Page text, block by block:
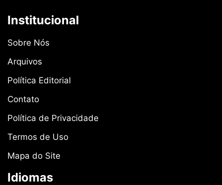
Institucional
Sobre Nós
Arquivos
Política Editorial
Contato
Política de Privacidade
Termos de Uso
Mapa do Site
Idiomas